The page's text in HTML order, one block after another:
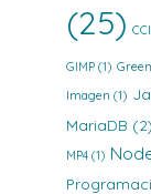
(25)
GIMP (1)
Imagen (1)
MariaDB (2)
MP4 (1)